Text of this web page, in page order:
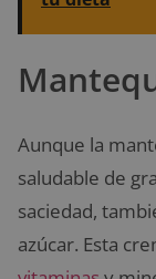
Aunque la
saludable de
saciedad,
azúcar. Esta